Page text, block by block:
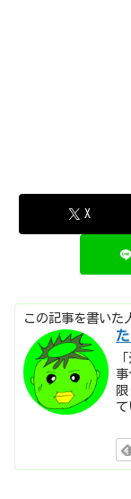
X
この記事を書いた
て